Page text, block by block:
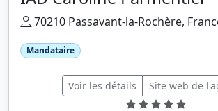
70210 Passavant-la-Rochère,
Mandataire
Voir les détails Site web de